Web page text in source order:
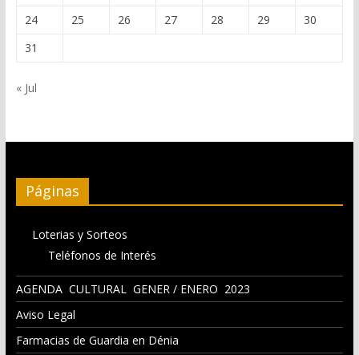
24
25 26 27 28 29
30
31
« Jul
Páginas
Loterias y Sorteos
Teléfonos de Interés
AGENDA CULTURAL GENER / ENERO 2023
Aviso Legal
Farmacias de Guardia en Dénia